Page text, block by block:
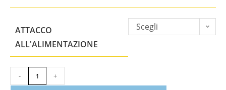
ATTACCO
ALL'ALIMENTAZIONE
Scegli
- +